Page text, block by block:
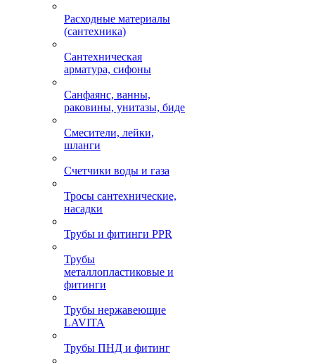
Расходные материалы
(сантехника)
Сантехническая
арматура, сифоны
Санфаянс, ванны,
раковины, унитазы, биде
Смесители, лейки,
шланги
Счетчики воды и газа
Тросы сантехнические,
насадки
Трубы и фитинги PPR
Трубы
металлопластиковые и
фитинги
Трубы нержавеющие
LAVITA
Трубы ПНД и фитинг